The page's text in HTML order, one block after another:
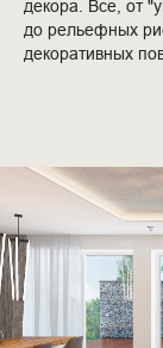
декора. Все, от
до рельефных
декоративных